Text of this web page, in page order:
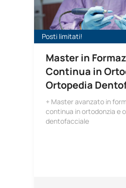
Posti limitati!
Master in
Continua in
Ortopedia
+ Master avanzato in
continua in ortodonzia e
dentofacciale